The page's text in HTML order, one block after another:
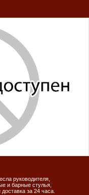
руководителя,
и барные стулья,
за 24 часа.